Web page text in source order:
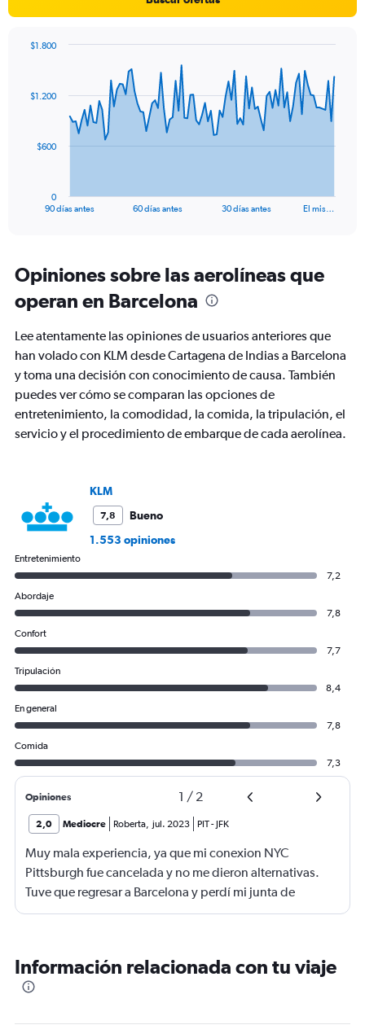
data
The
Range:
91
categories.
The
chart
1
Y
axis
displaying
Range:
90 días antes 60 días antes 30 días antes El mis…
0
$600
$1.200
$1.800
Opiniones sobre las aerolíneas que
operan en Barcelona
Lee atentamente las opiniones de usuarios anteriores que
han volado con KLM desde Cartagena de Indias a Barcelona
y toma una decisión con conocimiento de causa. También
puedes ver cómo se comparan las opciones de
entretenimiento, la comodidad, la comida, la tripulación, el
servicio y el procedimiento de embarque de cada aerolínea.
KLM
7,8
Bueno
1.553 opiniones
Entretenimiento
7,2
Abordaje
7,8
Confort
7,7
Tripulación
8,4
En general
7,8
Comida
7,3
Opiniones 1 / 2
2,0 Mediocre Roberta, jul. 2023 PIT- JFK
Muy mala experiencia, ya que mi conexion NYC
Pittsburgh fue cancelada y no me dieron alternativas.
Tuve que regresar a Barcelona y perdí mi junta de
trabajo. Fatal Delta.
Información relacionada con tu viaje